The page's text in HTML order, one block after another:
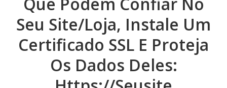
Seu Site/Loja, Instale Um
Certificado SSL E Proteja
Os Dados Deles: